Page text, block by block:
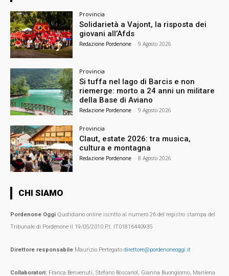
Provincia
Solidarietà a Vajont, la risposta dei
giovani all’Afds
Redazione Pordenone - 9 Agosto 2026
Provincia
Si tuffa nel lago di Barcis e non
riemerge: morto a 24 anni un militare
della Base di Aviano
Redazione Pordenone - 9 Agosto 2026
Provincia
Claut, estate 2026: tra musica,
cultura e montagna
Redazione Pordenone - 8 Agosto 2026
CHI SIAMO
Pordenone Oggi Quotidiano online iscritto al numero 26 del registro stampa del
Tribunale di Pordenone il 19/05/2010 P.I. IT01816440935
Direttore responsabile Maurizio Pertegato direttore@pordenoneoggi.it
Collaboratori: Franca Benvenuti, Stefano Boscariol, Gianna Buongiorno, Marilena